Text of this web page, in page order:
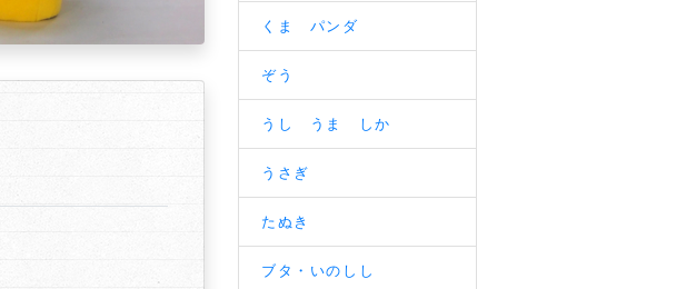
くま パンダ
ぞう
うし うま しか
うさぎ
たぬき
ブタ・いのしし